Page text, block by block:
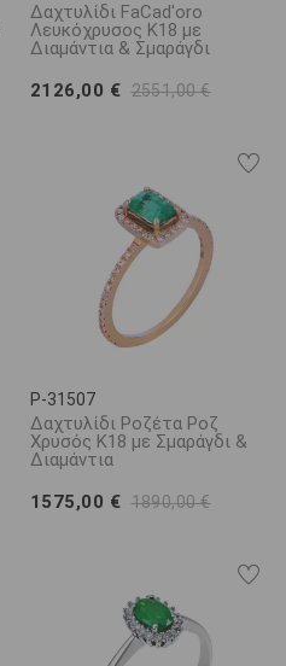
Δαχτυλίδι FaCad'oro
Λευκόχρυσος Κ18 με
Διαμάντια & Σμαράγδι
2126,00 € 2551,00 €
P-31507
Δαχτυλίδι Ροζέτα Ροζ
Χρυσός Κ18 με Σμαράγδι &
Διαμάντια
1575,00 € 1890,00 €